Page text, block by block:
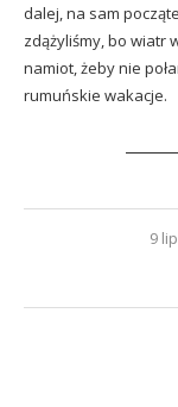
dalej, na sam
zdążyliśmy, bo wiatr
namiot, żeby nie
rumuńskie wakacje.
9